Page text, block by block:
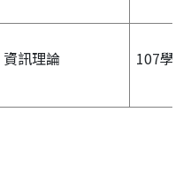
資訊理論 107學